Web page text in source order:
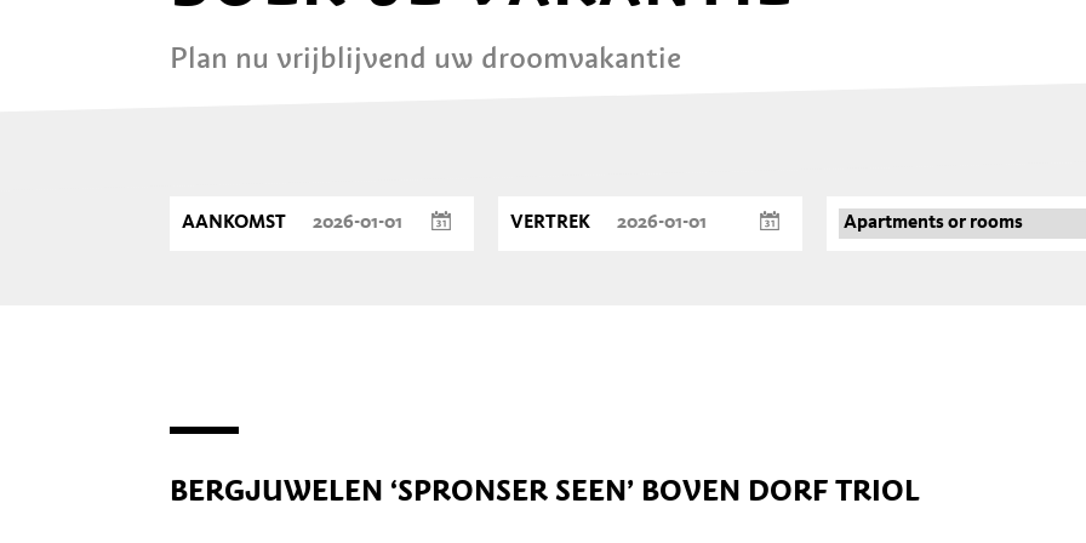
Plan nu vrijblijvend uw droomvakantie
AANKOMST VERTREK
BERGJUWELEN ‘SPRONSER SEEN’ BOVEN DORF TRIOL